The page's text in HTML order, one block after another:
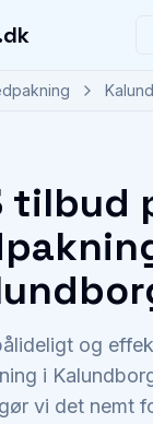
tilbud
og
i
vi det nemt